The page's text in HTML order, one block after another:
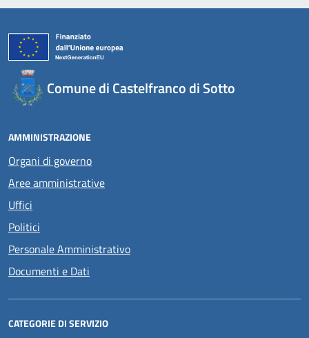
Comune di Castelfranco di Sotto
AMMINISTRAZIONE
Organi di governo
Aree amministrative
Uffici
Politici
Personale Amministrativo
Documenti e Dati
CATEGORIE DI SERVIZIO